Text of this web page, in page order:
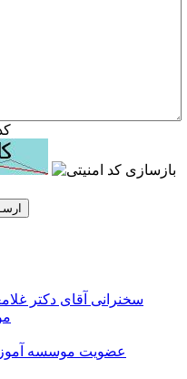
سخنرانی آقای دکتر
عضویت موسسه